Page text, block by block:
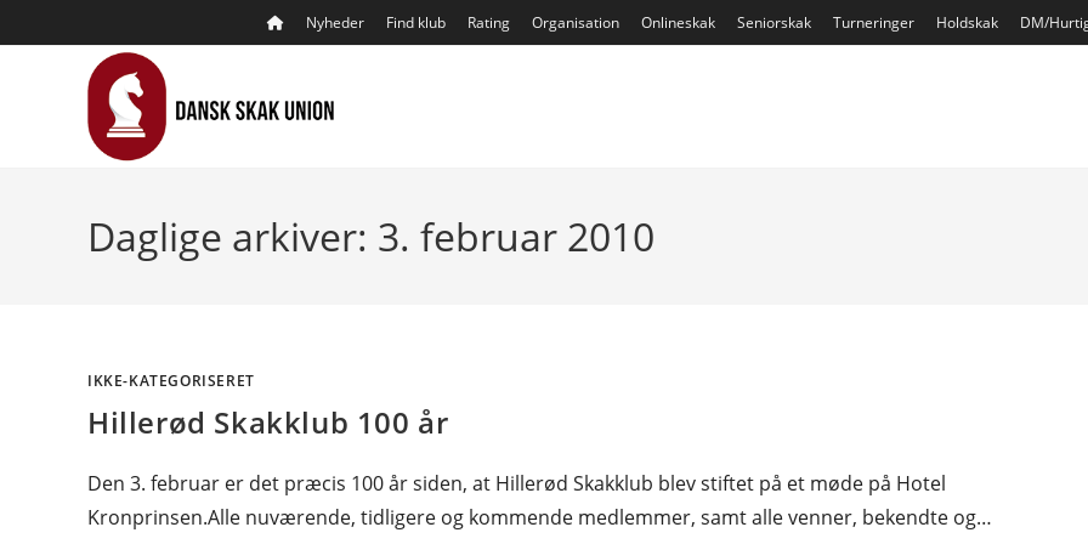
to
Nyheder Find klub Rating Organisation Onlineskak Seniorskak Turneringer Holdskak DM/
Daglige arkiver: 3. februar 2010
IKKE-KATEGORISERET
Hillerød Skakklub 100 år
Den 3. februar er det præcis 100 år siden, at Hillerød Skakklub blev stiftet på et møde på Hotel
Kronprinsen.Alle nuværende, tidligere og kommende medlemmer, samt alle venner, bekendte og…